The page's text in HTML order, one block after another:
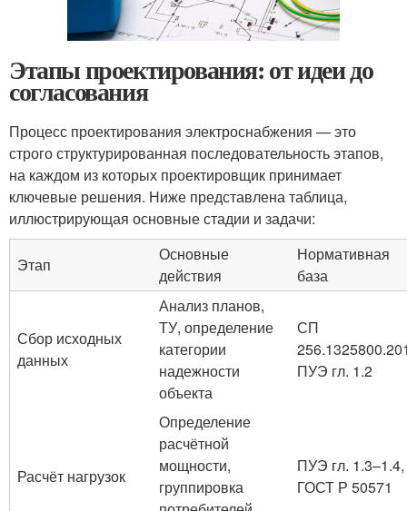
Этапы проектирования: от идеи до
согласования
Процесс проектирования электроснабжения — это
строго структурированная последовательность этапов,
на каждом из которых проектировщик принимает
ключевые решения. Ниже представлена таблица,
иллюстрирующая основные стадии и задачи:
Этап
Основные
действия
Нормативная
база
Сбор исходных
данных
Анализ планов,
ТУ, определение
категории
надежности
объекта
СП
ПУЭ гл. 1.2
Расчёт нагрузок
Определение
расчётной
мощности,
группировка
ПУЭ гл. 1.3–1.4,
ГОСТ Р 50571